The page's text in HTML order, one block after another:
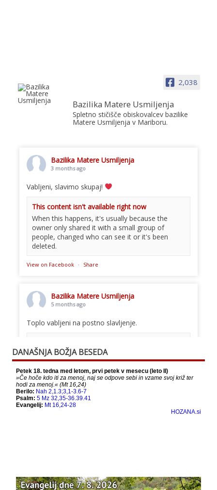
2,038
Bazilika Matere Usmiljenja
Spletno stičišče obiskovalcev bazilike
Matere Usmiljenja v Mariboru.
Bazilika Matere Usmiljenja
3 months ago
Vabljeni, slavimo skupaj!
This content isn't available right now
When this happens, it's usually because the
owner only shared it with a small group of
people, changed who can see it or it's been
deleted.
View on Facebook · Share
Bazilika Matere Usmiljenja
5 months ago
Toplo vabljeni na postno slavljenje.
When this happens, it's usually because the
owner only shared it with a small group of
people, changed who can see it or it's been
deleted.
View on Facebook · Share
Photo
DANAŠNJA BOŽJA BESEDA